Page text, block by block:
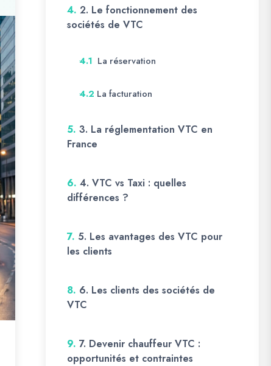
4. 2. Le fonctionnement des
sociétés de VTC
4.1 La réservation
4.2 La facturation
5. 3. La réglementation VTC en
France
6. 4. VTC vs Taxi : quelles
différences ?
7. 5. Les avantages des VTC pour
les clients
8. 6. Les clients des sociétés de
VTC
9. 7. Devenir chauffeur VTC :
opportunités et contraintes